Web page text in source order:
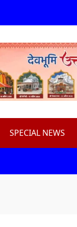
SPECIAL NEWS